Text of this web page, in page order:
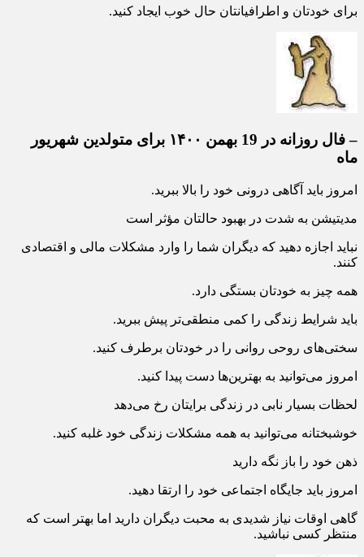
برای خودتان و اطرافیانتان حال خوب ایجاد کنید.
– فال روزانه در 19 بهمن ۱۴۰۰ برای متولدین شهریور
ماه
امروز باید آگاهی درونی خود را بالا ببرید.
مدیتیشن به شدت در بهبود حالتان مؤثر است
نباید اجازه دهید که دیگران شما را وارد مشکلات مالی و اقتصادی
کنند.
همه چیز به خودتان بستگی دارد.
باید شرایط زندگی را کمی منطقی‌تر پیش ببرید.
سختی‌های روحی روانی را در خودتان برطرف کنید.
امروز می‌توانید به بهترین‌ها دست پیدا کنید.
لحظات بسیار نابی در زندگی برایتان رخ می‌دهد
خوشبختانه می‌توانید به همه مشکلات زندگی خود غلبه کنید.
ذهن خود را باز نگه دارید
امروز باید جایگاه اجتماعی خود را ارتقا دهید.
گاهی اوقات نیاز شدیدی به محبت دیگران دارید اما بهتر است که
منتظر کسی نباشید.